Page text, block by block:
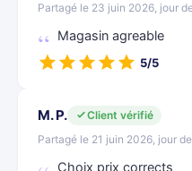
Partagé le 23 juin 2026, jour
Magasin agreable
5/5
M. P.
Client vérifié
Partagé le 21 juin 2026, jour
Choix prix corrects